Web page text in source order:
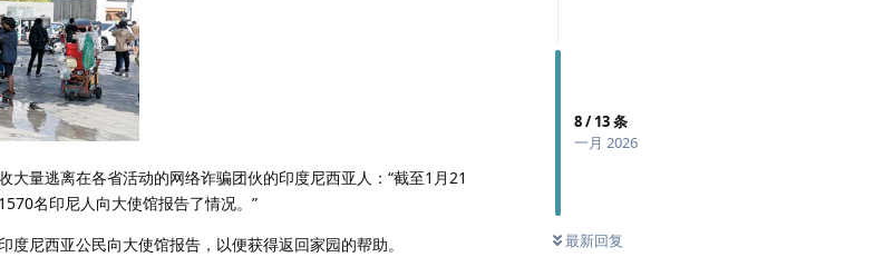
8/13条
一月 2026
最新回复
量逃离在各省活动的网络诈骗团伙的印度尼西亚人：“截至1月21
名印尼人向大使馆报告了情况。”
尼西亚公民向大使馆报告，以便获得返回家园的帮助。